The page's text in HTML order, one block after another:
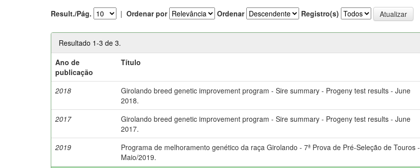
Result./Pág. | Ordenar por Ordenar Registro(s)
Resultado 1-3 de 3.
Ano de
publicação
Título
2018
Girolando breed genetic improvement program - Sire summary - Progeny test results - June
2018.
2017
Girolando breed genetic improvement program - Sire summary - Progeny test results - June
2017.
2019
Programa de melhoramento genético da raça Girolando - 7ª Prova de Pré-Seleção de Touros -
Maio/2019.